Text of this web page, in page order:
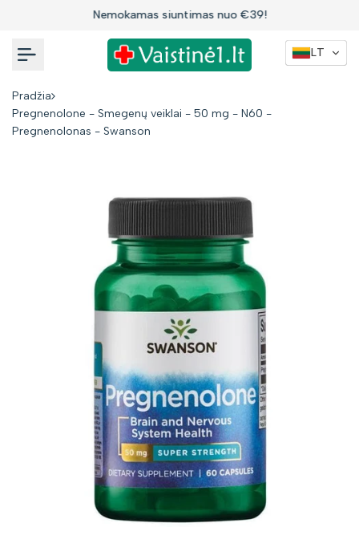
Nemokamas siuntimas nuo €39!
Pradžia
Pregnenolone - Smegenų veiklai - 50 mg - N60 -
Pregnenolonas - Swanson
LT